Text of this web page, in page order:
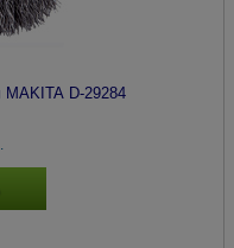
D-29284